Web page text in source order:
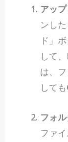
アッ
ンし
ド」
して
は、
しても
フォ
ファ